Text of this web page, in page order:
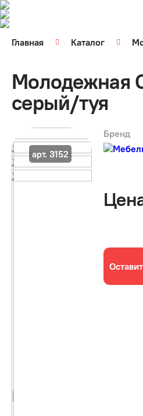
Главная Каталог
Молодежная
серый/туя
арт. 3152
Бренд